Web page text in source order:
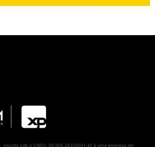
inscrita sob o CNPJ: 36.166.243/0001-41 é uma empresa de